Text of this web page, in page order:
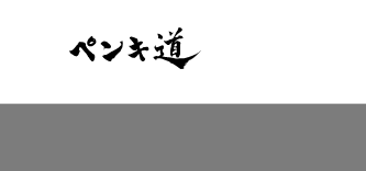
ンツに
進む